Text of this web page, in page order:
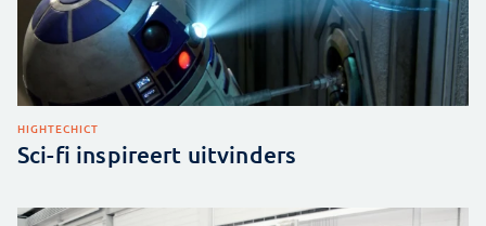
HIGHTECHICT
Sci-fi inspireert uitvinders